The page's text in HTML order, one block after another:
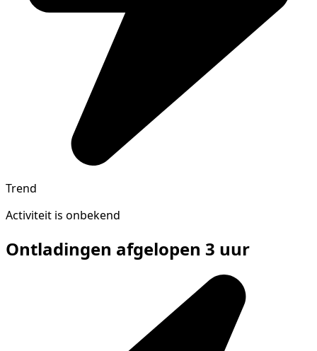
Trend
Activiteit is onbekend
Ontladingen afgelopen 3 uur